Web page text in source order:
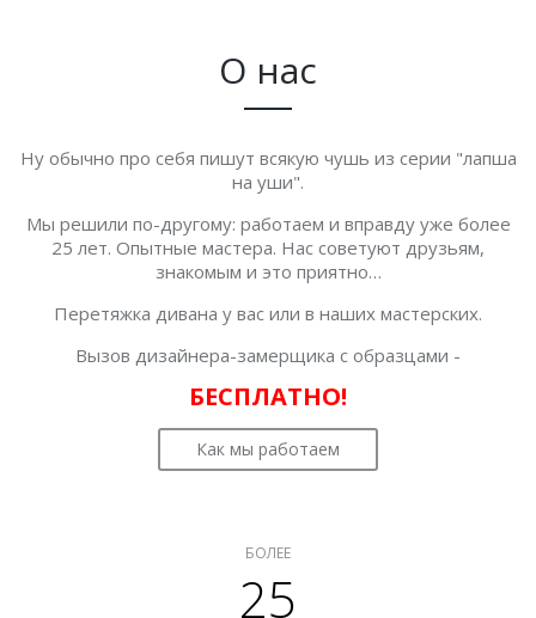
О нас
Ну обычно про себя пишут всякую чушь из серии "лапша
на уши".
Мы решили по-другому: работаем и вправду уже более
25 лет. Опытные мастера. Нас советуют друзьям,
знакомым и это приятно…
Перетяжка дивана у вас или в наших мастерских.
Вызов дизайнера-замерщика с образцами -
БЕСПЛАТНО!
Как мы работаем
БОЛЕЕ
25